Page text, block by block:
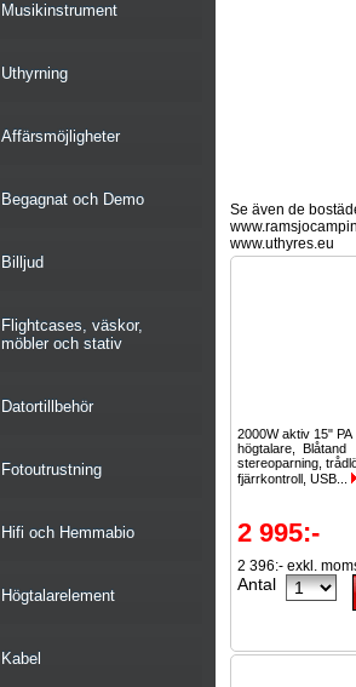
Musikinstrument
Uthyrning
Affärsmöjligheter
Begagnat och Demo
Billjud
Flightcases, väskor,
möbler och stativ
Datortillbehör
Fotoutrustning
Hifi och Hemmabio
Högtalarelement
Kabel
Se även de
www.uthyres.eu
2000W aktiv 15" PA
högtalare, Blåtand
stereoparning,
fjärrkontroll, USB...
2 995:-
2 396:- exkl.
Antal